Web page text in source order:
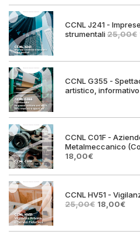
era:
è:
CCNL J241 -
strumentali25,00€
CCNL G355 -
artistico,
CCNL C01F -
Metalmeccanico
Il
originale
25,00€.
18,00€Il
attuale
18,00€.
CCNL HV51 -
25,00€ Il
era:
18,00€Il
è: